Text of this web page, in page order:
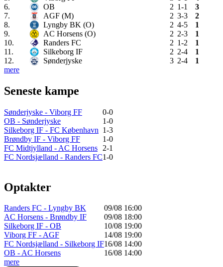
mere
6.
OB 2 1-1
3
7.
AGF (M) 2 3-3
2
8.
Lyngby BK (O) 2 4-5
1
9.
AC Horsens (O) 2 2-3
1
10.
Randers FC 2 1-2
1
11.
Silkeborg IF 2 2-4
1
12.
Sønderjyske 3 2-4 1
Seneste kampe
Sønderjyske - Viborg FF
0-0
OB - Sønderjyske
1-0
Silkeborg IF - FC København 1-3
Brøndby IF - Viborg FF
1-0
FC Midtjylland - AC Horsens
2-1
FC Nordsjælland - Randers FC1-0
Optakter
mere
Randers FC - Lyngby BK
09/08 16:00
AC Horsens - Brøndby IF
09/08 18:00
Silkeborg IF - OB
10/08 19:00
Viborg FF - AGF
14/08 19:00
FC Nordsjælland - Silkeborg IF16/08 14:00
OB - AC Horsens
16/08 14:00